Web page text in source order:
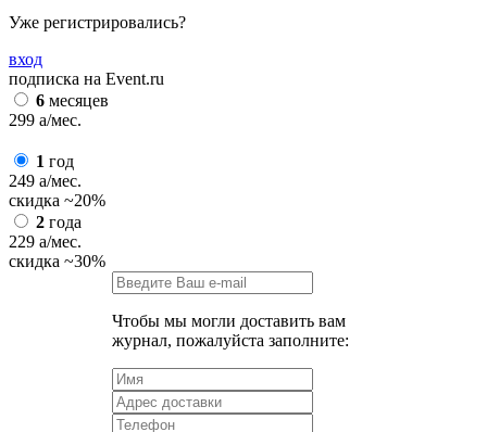
Уже регистрировались?
вход
подписка на Event.ru
6 месяцев
299 a/мес.
1 год
249 a/мес.
скидка ~20%
2 года
229 a/мес.
скидка ~30%
Чтобы мы могли доставить вам
журнал, пожалуйста заполните: